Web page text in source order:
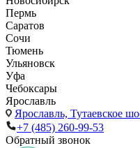
Пермь
Саратов
Сочи
Тюмень
Ульяновск
Уфа
Чебоксары
Ярославль
Ярославль, Тутаевское
+7 (485) 260-99-53
Обратный звонок